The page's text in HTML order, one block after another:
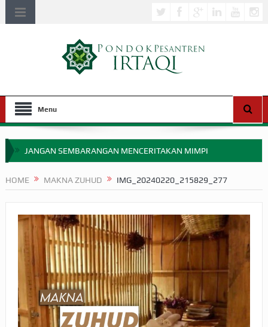
Menu
JANGAN SEMBARANGAN MENCERITAKAN MIMPI
APA HUKUM MEMPERCEPAT PEMBAYARAN ZAKAT
SEBELUM TIBA SAAT WAJIB?
HAKIKAT NIKMAT DI DUNIA!
BAGAIMANA CARA MEMBAYAR ZAKAT UANG?
UANG HARAM BISA MENJADI HALAL JIKA SEBAB
HOME MAKNA ZUHUD IMG_20240220_215829_277